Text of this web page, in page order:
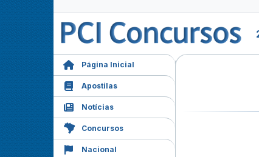
Página Inicial
Apostilas
Notícias
Concursos
Nacional